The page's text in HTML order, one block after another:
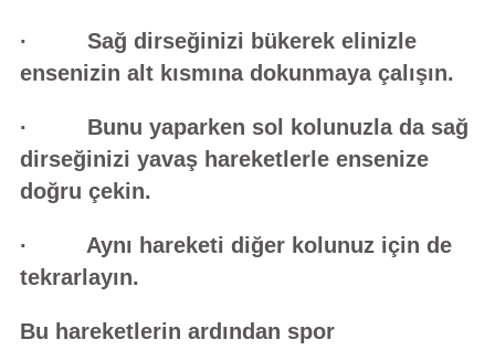
· Sağ dirseğinizi bükerek elinizle
ensenizin alt kısmına dokunmaya çalışın.
· Bunu yaparken sol kolunuzla da sağ
dirseğinizi yavaş hareketlerle ensenize
doğru çekin.
· Aynı hareketi diğer kolunuz için de
tekrarlayın.
Bu hareketlerin ardından spor